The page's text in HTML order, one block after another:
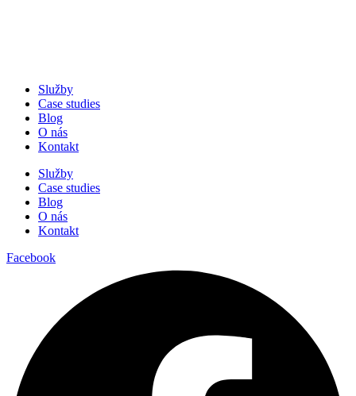
Služby
Case studies
Blog
O nás
Kontakt
Služby
Case studies
Blog
O nás
Kontakt
Facebook